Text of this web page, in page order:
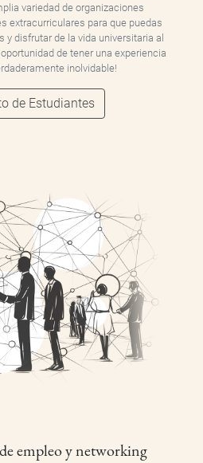
variedad de organizaciones
extracurriculares para que puedas
y disfrutar de la vida universitaria al
de tener una experiencia
inolvidable!
de Estudiantes
empleo y networking